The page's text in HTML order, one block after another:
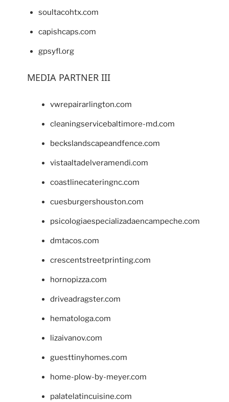
soultacohtx.com
capishcaps.com
gpsyfl.org
MEDIA PARTNER III
vwrepairarlington.com
cleaningservicebaltimore-md.com
beckslandscapeandfence.com
vistaaltadelveramendi.com
coastlinecateringnc.com
cuesburgershouston.com
psicologiaespecializadaencampeche.com
dmtacos.com
crescentstreetprinting.com
hornopizza.com
driveadragster.com
hematologa.com
lizaivanov.com
guesttinyhomes.com
home-plow-by-meyer.com
palatelatincuisine.com